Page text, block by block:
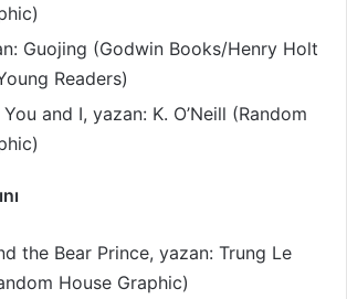
Guojing (Godwin Books/Henry Holt
Readers)
and I, yazan: K. O’Neill (Random
the Bear Prince, yazan: Trung Le
House Graphic)